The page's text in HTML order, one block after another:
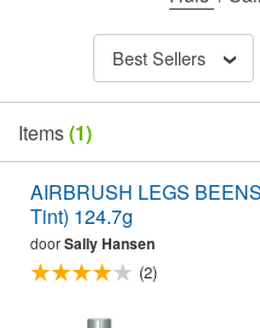
Best Sellers
Items(1)
AIRBRUSH LEGS
Tint) 124.7g
doorSally Hansen
(2)